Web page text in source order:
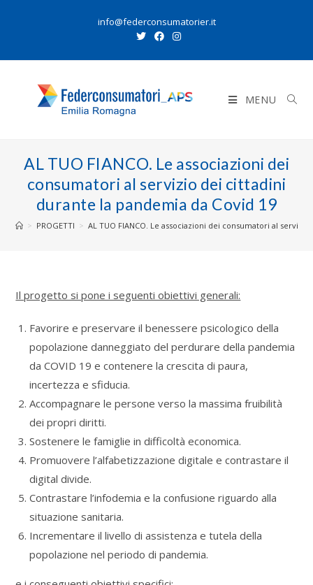
info@federconsumatorier.it
MENU
AL TUO FIANCO. Le associazioni dei
consumatori al servizio dei cittadini
durante la pandemia da Covid 19
> PROGETTI > AL TUO FIANCO. Le associazioni dei consumatori al
Il progetto si pone i seguenti obiettivi generali:
Favorire e preservare il benessere psicologico della
popolazione danneggiato del perdurare della pandemia
da COVID 19 e contenere la crescita di paura,
incertezza e sfiducia.
Accompagnare le persone verso la massima fruibilità
dei propri diritti.
Sostenere le famiglie in difficoltà economica.
Promuovere l’alfabetizzazione digitale e contrastare il
digital divide.
Contrastare l’infodemia e la confusione riguardo alla
situazione sanitaria.
Incrementare il livello di assistenza e tutela della
popolazione nel periodo di pandemia.